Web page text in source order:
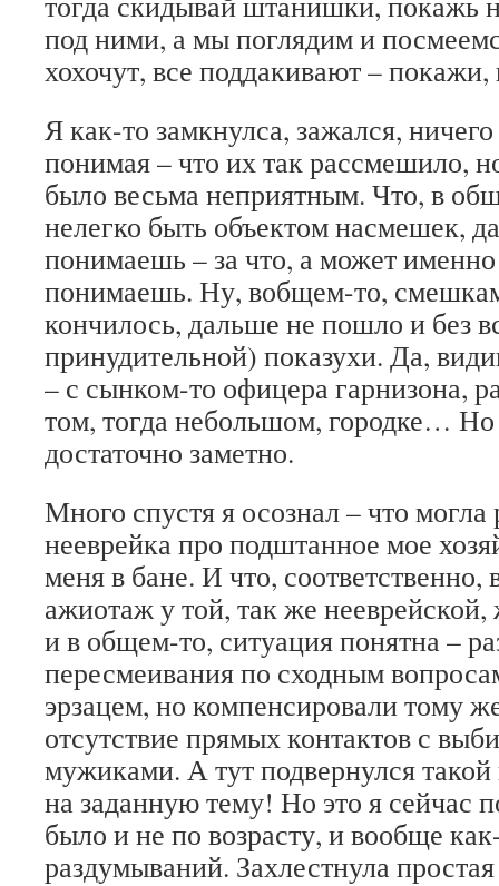
под ними, а мы поглядим и
хохочут, все поддакивают –
Я как-то замкнулса, зажался,
понимая – что их так рассмешило,
было весьма неприятным. Что, в
нелегко быть объектом насмешек,
понимаешь – за что, а может
понимаешь. Ну, вобщем-то,
кончилось, дальше не пошло и без
принудительной) показухи. Да,
– с сынком-то офицера гарнизона,
том, тогда небольшом, городке… Но
достаточно заметно.
Много спустя я осознал – что могла
нееврейка про подштанное мое
меня в бане. И что, соответственно,
ажиотаж у той, так же
и в общем-то, ситуация понятна –
пересмеивания по сходным
эрзацем, но компенсировали тому
отсутствие прямых контактов с
мужиками. А тут подвернулся такой
на заданную тему! Но это я сейчас
было и не по возрасту, и вообще
раздумываний. Захлестнула